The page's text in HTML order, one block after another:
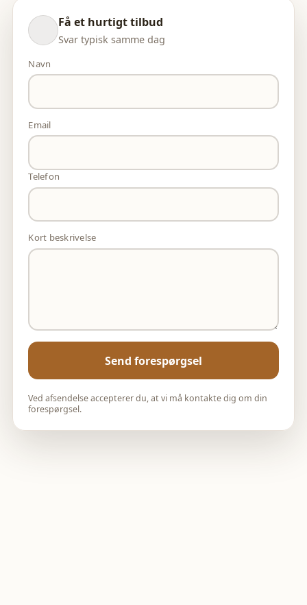
Få et hurtigt tilbud
Svar typisk samme dag
Navn
Email
Telefon
Kort beskrivelse
Send forespørgsel
Ved afsendelse accepterer du, at vi må kontakte dig om din
forespørgsel.